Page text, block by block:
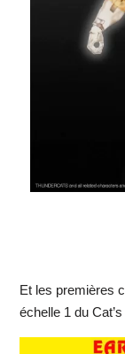
Et les premières
échelle 1 du Cat’s